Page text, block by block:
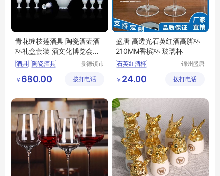
青花缠枝莲酒具 陶瓷酒壶酒
杯礼盒套装 酒文化博览会展
品
酒具 陶瓷酒具
青花酒具
景德镇市
有限公司
￥ 680.00 拨打电话
盛唐 高透光石英红酒高脚杯
210MM香槟杯 玻璃杯
石英红酒杯
石英玻璃杯
锦州盛唐
有限公司
￥ 24.00 拨打电话